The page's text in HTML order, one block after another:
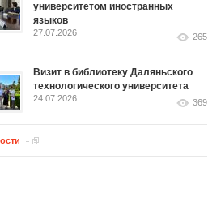
университетом иностранных
языков
27.07.2026 265
Визит в библиотеку Даляньского
технологического университета
24.07.2026 369